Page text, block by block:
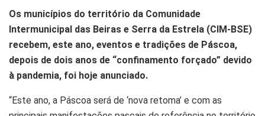
Os municípios do território da Comunidade
Intermunicipal das Beiras e Serra da Estrela (CIM-BSE)
recebem, este ano, eventos e tradições de Páscoa,
depois de dois anos de “confinamento forçado” devido
à pandemia, foi hoje anunciado.
“Este ano, a Páscoa será de ‘nova retoma’ e com as